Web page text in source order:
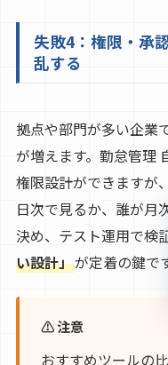
失敗4：権限・承
乱する
拠点や部門が多い企業
が増えます。勤怠管理
権限設計ができますが
日次で見るか、誰が月
決め、テスト運用で検
い設計」が定着の鍵です
⚠ 注意
おすすめツールの